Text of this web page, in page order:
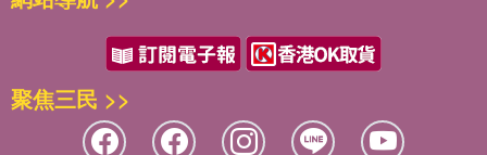
聚焦三民 >>